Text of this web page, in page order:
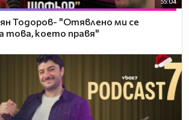
Тодоров- "Отявлено ми се
това, което правя"